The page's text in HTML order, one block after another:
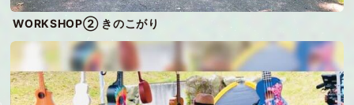
WORKSHOP② きのこがり